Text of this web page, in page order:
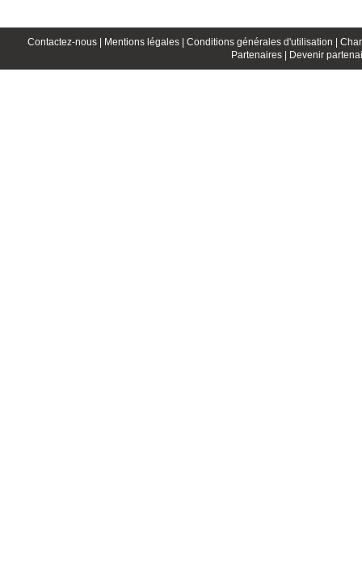
Contactez-nous | Mentions légales | Conditions générales d'utilisation |
Partenaires |
Devenir